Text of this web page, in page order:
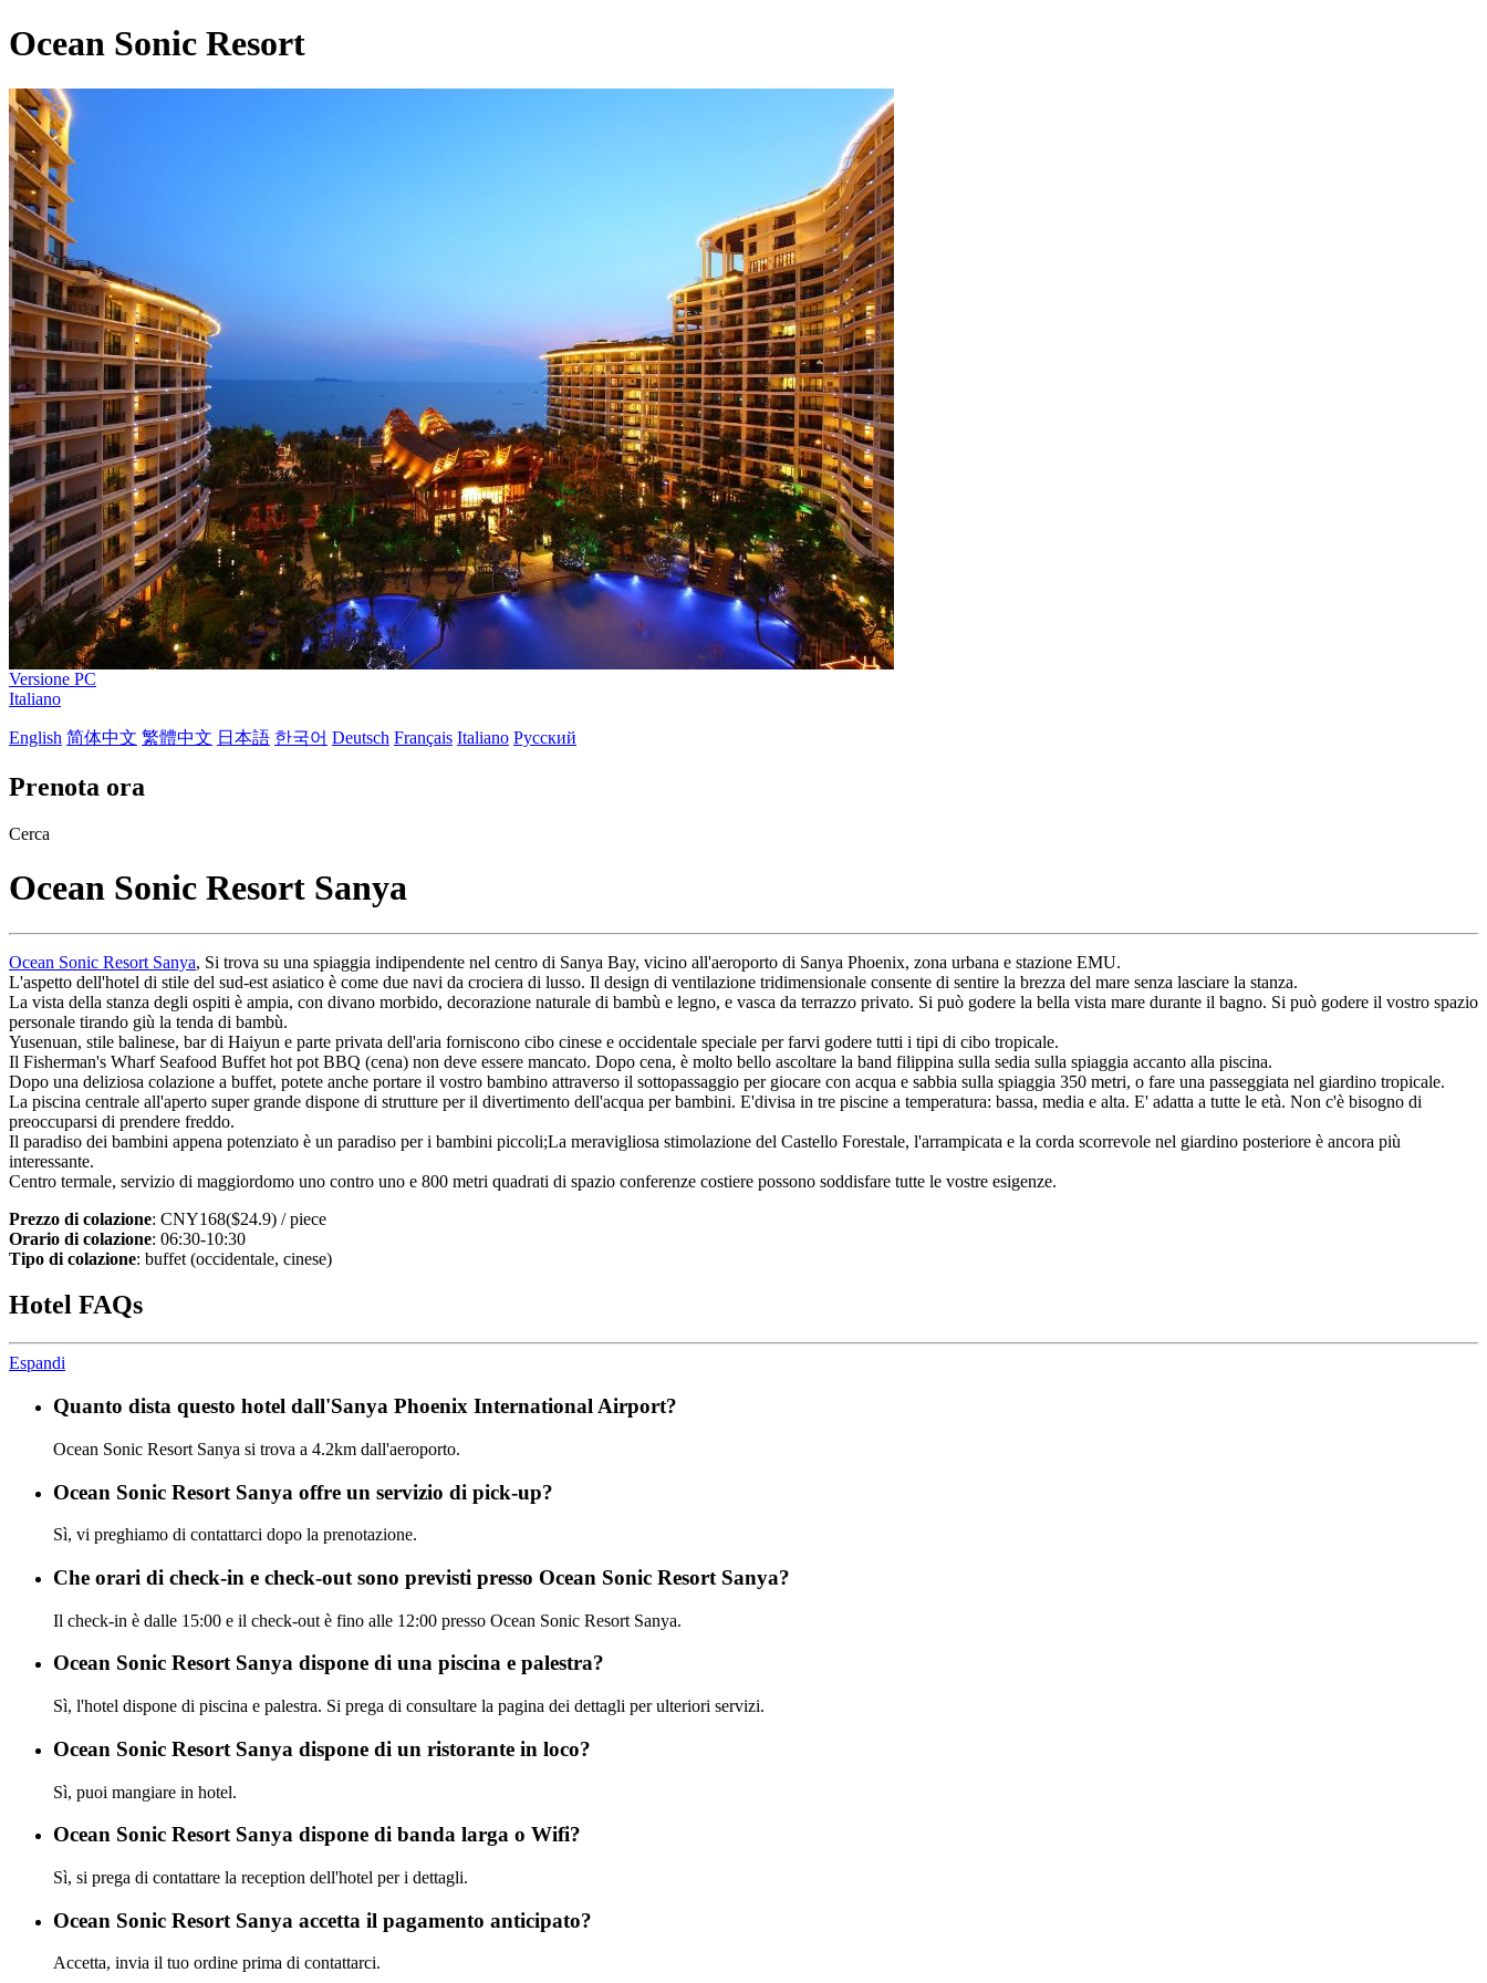
Ocean Sonic Resort
Versione PC
Italiano
English 简体中文 繁體中文 日本語 한국어 Deutsch Français Italiano Русский
Prenota ora
Cerca
Ocean Sonic Resort Sanya
Ocean Sonic Resort Sanya, Si trova su una spiaggia indipendente nel centro di Sanya Bay, vicino all'aeroporto di Sanya Phoenix, zona urbana e stazione EMU.
L'aspetto dell'hotel di stile del sud-est asiatico è come due navi da crociera di lusso. Il design di ventilazione tridimensionale consente di sentire la brezza del mare senza lasciare la stanza.
La vista della stanza degli ospiti è ampia, con divano morbido, decorazione naturale di bambù e legno, e vasca da terrazzo privato. Si può godere la bella vista mare durante il bagno. Si può godere il vostro spazio
personale tirando giù la tenda di bambù.
Yusenuan, stile balinese, bar di Haiyun e parte privata dell'aria forniscono cibo cinese e occidentale speciale per farvi godere tutti i tipi di cibo tropicale.
Il Fisherman's Wharf Seafood Buffet hot pot BBQ (cena) non deve essere mancato. Dopo cena, è molto bello ascoltare la band filippina sulla sedia sulla spiaggia accanto alla piscina.
Dopo una deliziosa colazione a buffet, potete anche portare il vostro bambino attraverso il sottopassaggio per giocare con acqua e sabbia sulla spiaggia 350 metri, o fare una passeggiata nel giardino tropicale.
La piscina centrale all'aperto super grande dispone di strutture per il divertimento dell'acqua per bambini. E'divisa in tre piscine a temperatura: bassa, media e alta. E' adatta a tutte le età. Non c'è bisogno di
preoccuparsi di prendere freddo.
Il paradiso dei bambini appena potenziato è un paradiso per i bambini piccoli;La meravigliosa stimolazione del Castello Forestale, l'arrampicata e la corda scorrevole nel giardino posteriore è ancora più
interessante.
Centro termale, servizio di maggiordomo uno contro uno e 800 metri quadrati di spazio conferenze costiere possono soddisfare tutte le vostre esigenze.
Prezzo di colazione: CNY168($24.9) / piece
Orario di colazione: 06:30-10:30
Tipo di colazione: buffet (occidentale, cinese)
Hotel FAQs
Espandi
Quanto dista questo hotel dall'Sanya Phoenix International Airport?
Ocean Sonic Resort Sanya si trova a 4.2km dall'aeroporto.
Ocean Sonic Resort Sanya offre un servizio di pick-up?
Sì, vi preghiamo di contattarci dopo la prenotazione.
Che orari di check-in e check-out sono previsti presso Ocean Sonic Resort Sanya?
Il check-in è dalle 15:00 e il check-out è fino alle 12:00 presso Ocean Sonic Resort Sanya.
Ocean Sonic Resort Sanya dispone di una piscina e palestra?
Sì, l'hotel dispone di piscina e palestra. Si prega di consultare la pagina dei dettagli per ulteriori servizi.
Ocean Sonic Resort Sanya dispone di un ristorante in loco?
Sì, puoi mangiare in hotel.
Ocean Sonic Resort Sanya dispone di banda larga o Wifi?
Sì, si prega di contattare la reception dell'hotel per i dettagli.
Ocean Sonic Resort Sanya accetta il pagamento anticipato?
Accetta, invia il tuo ordine prima di contattarci.